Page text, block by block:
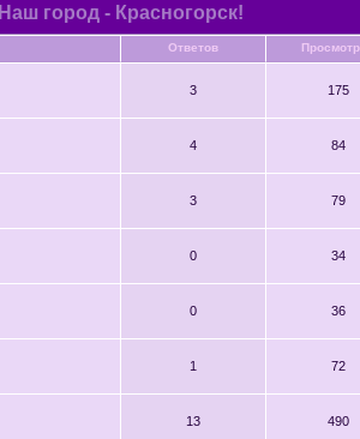
Наш город - Красногорск!
Ответов
3 175
4 84
3 79
0 34
0 36
1 72
13 490